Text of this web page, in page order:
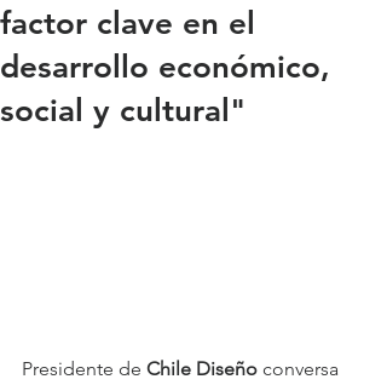
factor clave en el
desarrollo económico,
social y cultural"
Presidente de Chile Diseño conversa